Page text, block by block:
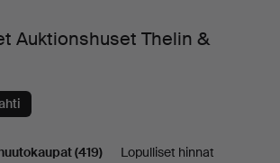
Auktionshuset Thelin &
(419) Lopulliset hinnat